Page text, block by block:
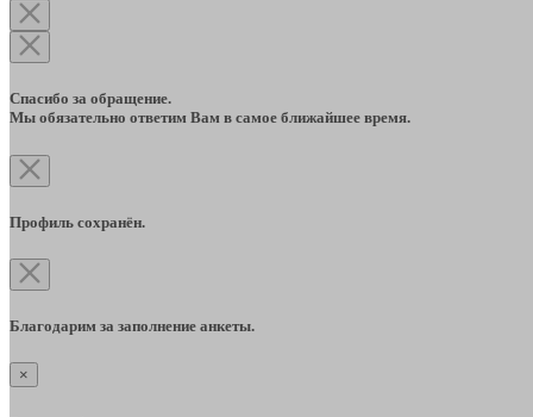
Спасибо за обращение.
Мы обязательно ответим Вам в самое ближайшее время.
Профиль сохранён.
Благодарим за заполнение анкеты.
×